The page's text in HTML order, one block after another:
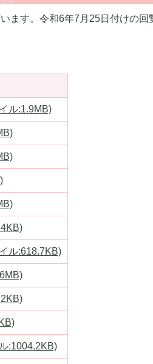
ます。令和6年7月25日付けの回
ル:1.9MB)
ル:618.7KB)
:1004.2KB)